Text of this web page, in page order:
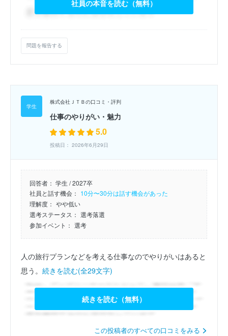
社員の本音を読む（無料）
問題を報告する
株式会社ＪＴＢの口コミ・評判
仕事のやりがい・魅力
5.0
投稿日： 2026年6月29日
回答者： 学生 / 2027卒
社員と話す機会： 10分〜30分は話す機会があった
理解度： やや低い
選考ステータス： 選考落選
参加イベント： 選考
人の旅行プランなどを考える仕事なのでやりがいはあると
思う。 続きを読む(全29文字)
続きを読む（無料）
この投稿者のすべての口コミをみる